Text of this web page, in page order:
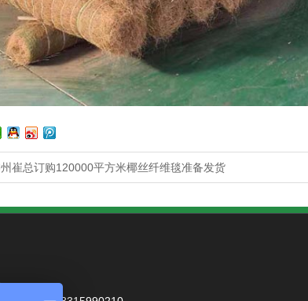
州崔总订购120000平方米椰丝纤维毯准备发货